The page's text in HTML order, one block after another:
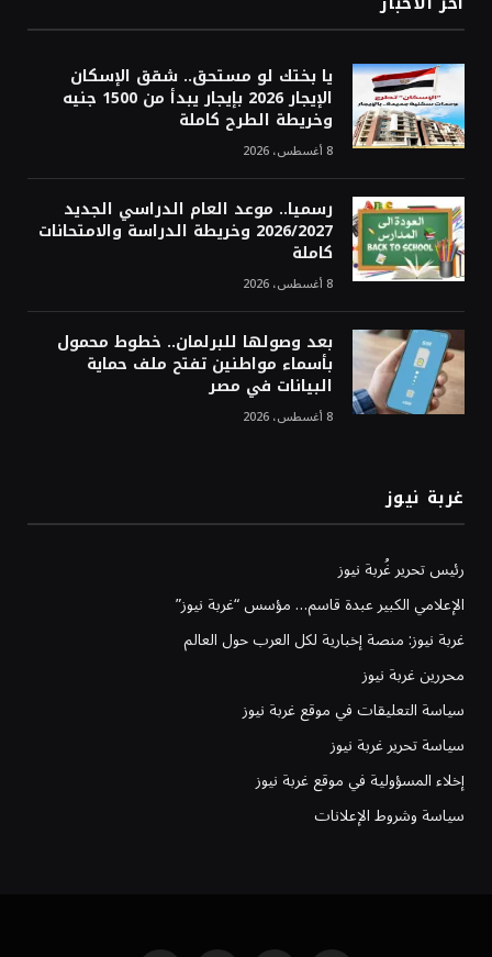
يا بختك لو مستحق.. شقق الإسكان
الإيجار 2026 بإيجار يبدأ من 1500 جنيه
وخريطة الطرح كاملة
8 أغسطس، 2026
رسميا.. موعد العام الدراسي الجديد
2026/2027 وخريطة الدراسة والامتحانات
كاملة
8 أغسطس، 2026
بعد وصولها للبرلمان.. خطوط محمول
بأسماء مواطنين تفتح ملف حماية
البيانات في مصر
8 أغسطس، 2026
غربة نيوز
رئيس تحرير غُربة نيوز
الإعلامي الكبير عبدة قاسم… مؤسس “غربة نيوز”
غربة نيوز: منصة إخبارية لكل العرب حول العالم
محررين غربة نيوز
سياسة التعليقات في موقع غربة نيوز
سياسة تحرير غربة نيوز
إخلاء المسؤولية في موقع غربة نيوز
سياسة وشروط الإعلانات